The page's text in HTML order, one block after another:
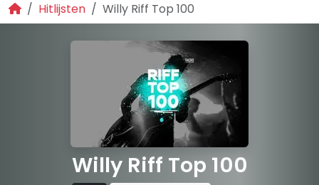
Hitlijsten Willy Riff Top 100
Willy Riff Top 100